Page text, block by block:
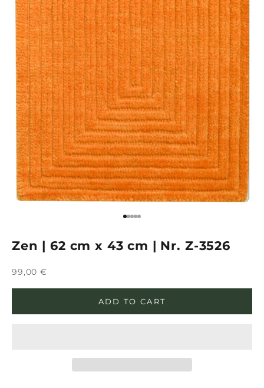
Go to item 1
Go to item 2
Go to item 3
Go to item 4
Go to item 5
Zen | 62 cm x 43 cm | Nr. Z-3526
Sale price
99,00 €
ADD TO CART